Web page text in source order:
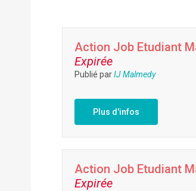
Action Job Etudiant
Expirée
Publié par IJ Malmedy
Plus d'infos
Action Job Etudiant
Expirée